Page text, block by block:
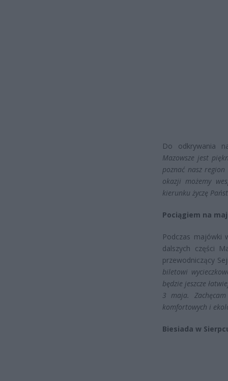
Do odkrywania
Mazowsze jest
poznać nasz
okazji możemy
kierunku życzę
Pociągiem na
Podczas majówki
dalszych części
przewodniczący
biletowi
będzie jeszcze
3 maja.
komfortowych i
Biesiada w